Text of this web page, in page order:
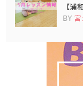
【浦
BY